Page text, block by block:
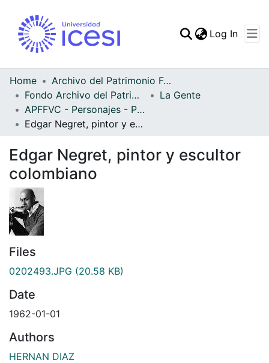
Statistics
Log In
Home
Archivo del Patrimonio Fotográfico y Fílmico del Valle del Cauca
Fondo Archivo del Patrimonio Fotográfico y Fílmico del Valle del Cauca
La Gente
APFFVC - Personajes - Patrimonial
Edgar Negret, pintor y escultor colombiano
Edgar Negret, pintor y escultor
colombiano
Files
0202493.JPG (20.58 KB)
Date
1962-01-01
Authors
HERNAN DIAZ